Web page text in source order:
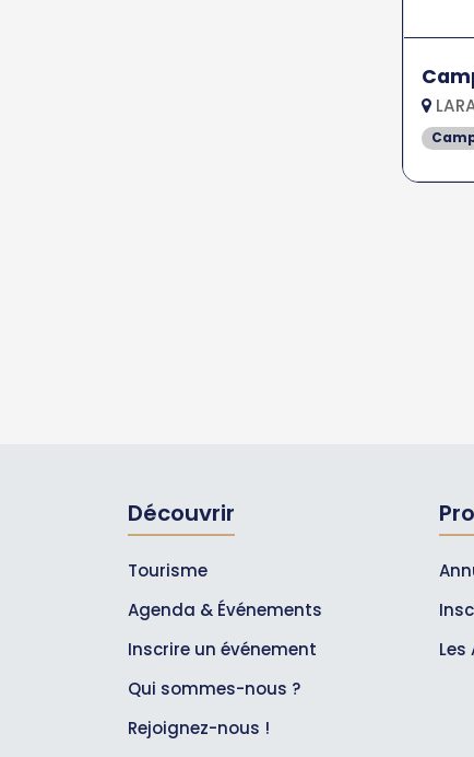
Découvrir
Tourisme
Agenda & Événements
Inscrire un événement
Qui sommes-nous ?
Rejoignez-nous !